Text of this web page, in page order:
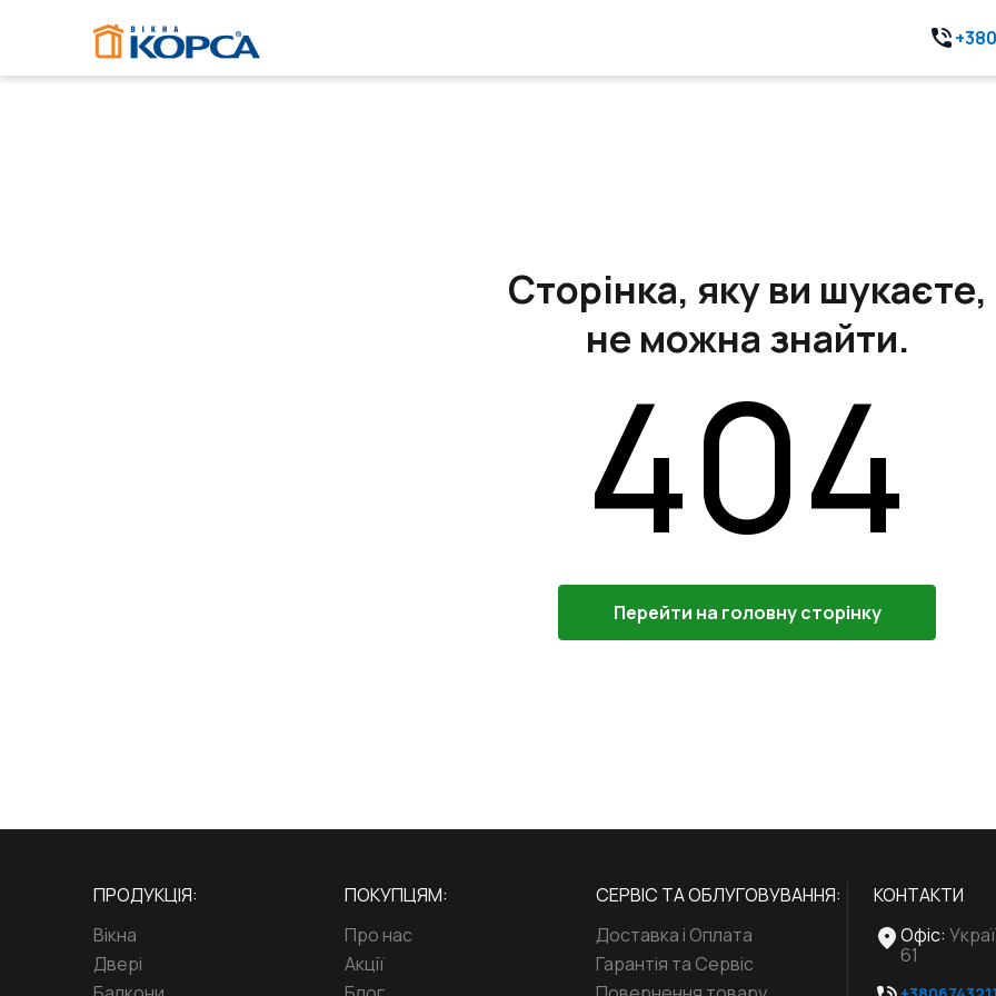
Сторінка, яку ви шукаєте,
не можна знайти.
404
Перейти на головну сторінку
ПРОДУКЦІЯ:
Вікна
Двері
ПОКУПЦЯМ:
Про нас
Акції
СЕРВІС ТА ОБЛУГОВУВАННЯ:
Доставка і Оплата
Гарантія та Сервіс
КОНТАКТИ
Офіс:
61